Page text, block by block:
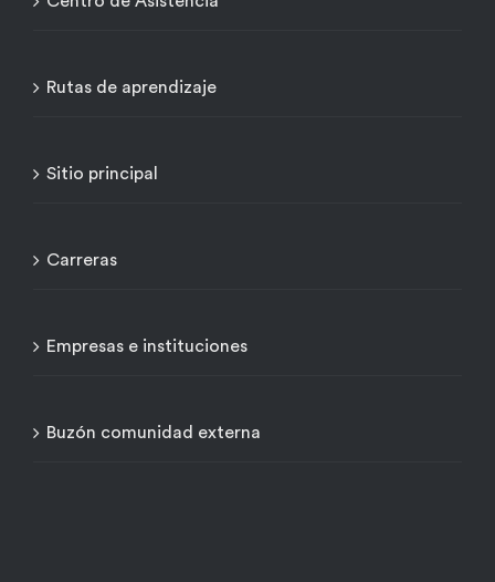
Rutas de aprendizaje
Sitio principal
Carreras
Empresas e instituciones
Buzón comunidad externa